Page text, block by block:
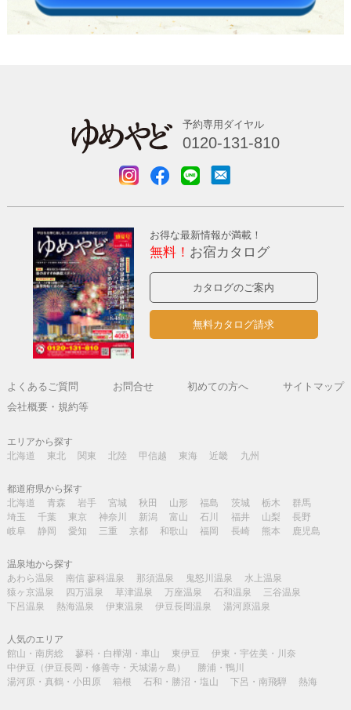
予約専用ダイヤル
0120-131-810
お得な最新情報が満載！
無料！ お宿カタログ
カタログのご案内
無料カタログ請求
よくあるご質問 お問合せ 初めての方へ
サイトマップ
会社概要・規約等
エリアから探す
北海道
東北 関東 北陸 甲信越 東海 近畿 九州
都道府県から探す
北海道
青森 岩手 宮城 秋田 山形 福島 茨城 栃木
群馬
埼玉
千葉 東京 神奈川 新潟 富山 石川 福井 山梨
長野
岐阜
静岡 愛知 三重 京都 和歌山 福岡 長崎 熊本 鹿児島
温泉地から探す
あわら温泉
南信 蓼科温泉 那須温泉 鬼怒川温泉
水上温泉
猿ヶ京温泉
四万温泉 草津温泉 万座温泉 石和温泉
三谷温泉
下呂温泉
熱海温泉 伊東温泉 伊豆長岡温泉 湯河原温泉
人気のエリア
館山・南房総
蓼科・白樺湖・車山 東伊豆
伊東・宇佐美・川奈
中伊豆（伊豆長岡・修善寺・天城湯ヶ島）
勝浦・鴨川
湯河原・真鶴・小田原
箱根 石和・勝沼・塩山 下呂・南飛騨 熱海